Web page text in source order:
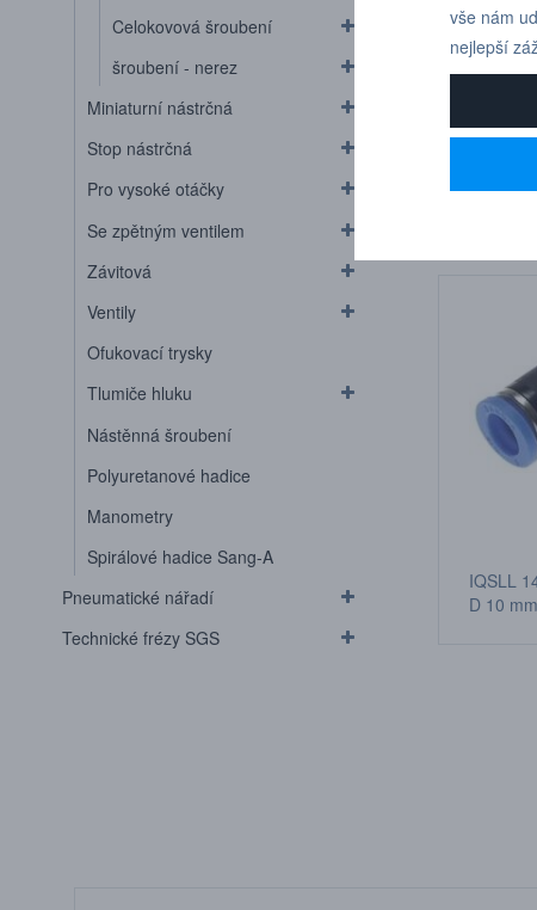
Celokovová šroubení
šroubení - nerez
Miniaturní nástrčná
Stop nástrčná
Pro vysoké otáčky
Se zpětným ventilem
Závitová
Ventily
Ofukovací trysky
Tlumiče hluku
Nástěnná šroubení
Polyuretanové hadice
Manometry
Spirálové hadice Sang-A
Pneumatické nářadí
Technické frézy SGS
IQSLL
IQSLL
D 10
vše nám
nejlepší